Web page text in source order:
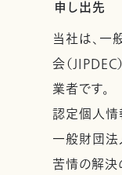
申し出先
当社は、
会（
業者です。
認定個人情
一般財団
苦情の解決